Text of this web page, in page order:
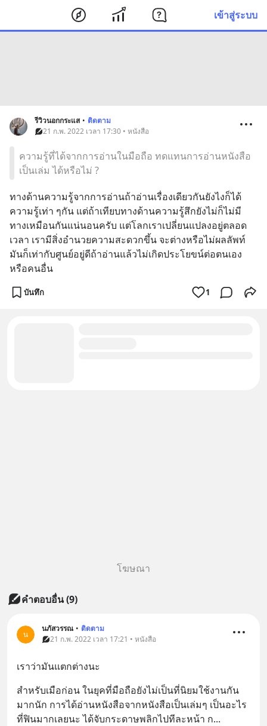
เข้าสู่ระบบ
รีวิวนอกกระแส • ติดตาม
21 ก.พ. 2022 เวลา 17:30 • หนังสือ
ความรู้ที่ได้จากการอ่านในมือถือ ทดแทนการอ่านหนังสือ
เป็นเล่ม ได้หรือไม่ ?
ทางด้านความรู้จากการอ่านถ้าอ่านเรื่องเดียวกันยังไงก็ได้
ความรู้เท่า ๆกัน แต่ถ้าเทียบทางด้านความรู้สึกยังไม่ก็ไม่มี
ทางเหมือนกันแน่นอนครับ แต่โลกเราเปลี่ยนแปลงอยู่ตลอด
เวลา เรามีสิ่งอำนวยความสะดวกขึ้น จะต่างหรือไม่ผลลัพท์
มันก็เท่ากับศูนย์อยู่ดีถ้าอ่านแล้วไม่เกิดประโยขน์ต่อตนเอง
หรือคนอื่น
บันทึก 1
โฆษณา
คำตอบอื่น(9)
น
นภัสวรรณ • ติดตาม
21 ก.พ. 2022 เวลา 17:21 • หนังสือ
เราว่ามันแตกต่างนะ
สำหรับเมือก่อน ในยุคที่มือถือยังไม่เป็นที่นิยมใช้งานกัน
มากนัก การได้อ่านหนังสือจากหนังสือเป็นเล่มๆ เป็นอะไร
ที่ฟินมากเลยนะ ได้จับกระดาษพลิกไปทีละหน้า ก...